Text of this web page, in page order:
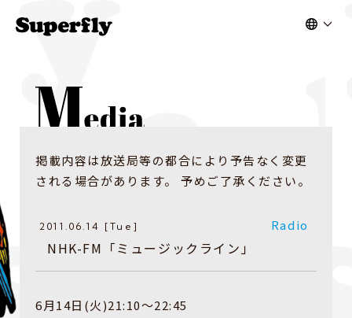
掲載内容は放送局等の都合により予告なく変更
される場合があります。 予めご了承ください。
2011.06.14 [Tue] Radio
NHK-FM「ミュージックライン」
6月14日(火)21:10〜22:45